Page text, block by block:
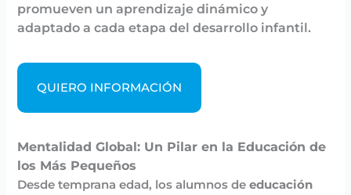
promueven un aprendizaje dinámico y
adaptado a cada etapa del desarrollo infantil.
QUIERO INFORMACIÓN
Mentalidad Global: Un Pilar en la Educación de
los Más Pequeños
Desde temprana edad, los alumnos deeducación